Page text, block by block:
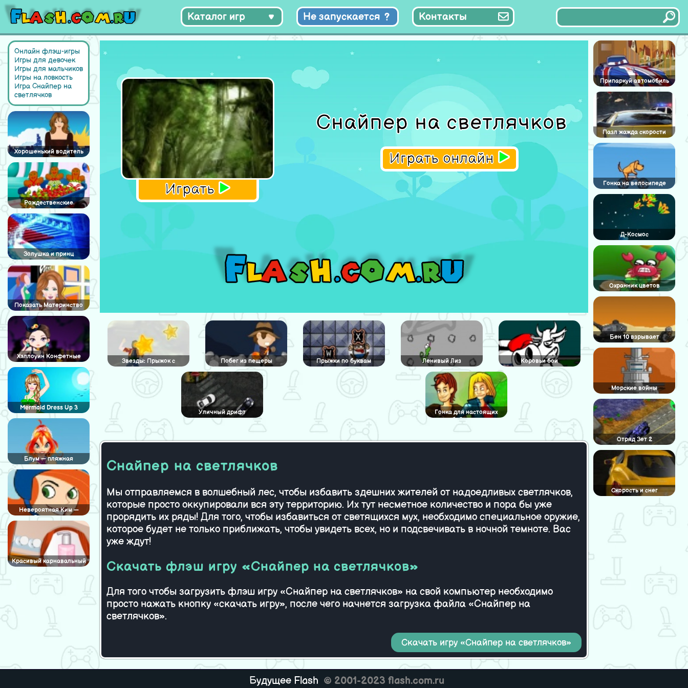
Каталог игр Не запускается Контакты
Онлайн флэш-игры
Игры для девочек
Игры для мальчиков
Игры на ловкость
Игра Снайпер на
светлячков
Хорошенький водитель
Рождественские
имбирные пряники
Золушка и принц
Показать Материнство
моды
Хэллоуин Конфетные
костюмы
Mermaid Dress Up 3
Блум — пляжная
принцесса
Невероятная Ким —
найди отличие
Красивый карнавальный
макияж
Играть
Снайпер на светлячков
Играть онлайн
Звезды: Прыжок с
парашютом
Побег из пещеры Прыжки по буквам Ленивый Лиз Коровьи бои
Уличный дрифт
Гонка для настоящих
байкеров
Снайпер на светлячков
Мы отправляемся в волшебный лес, чтобы избавить здешних жителей от надоедливых светлячков,
которые просто оккупировали вся эту территорию. Их тут несметное количество и пора бы уже
прорядить их ряды! Для того, чтобы избавиться от светящихся мух, необходимо специальное оружие,
которое будет не только приближать, чтобы увидеть всех, но и подсвечивать в ночной темноте. Вас
уже ждут!
Скачать флэш игру «Снайпер на светлячков»
Для того чтобы загрузить флэш игру «Снайпер на светлячков» на свой компьютер необходимо
просто нажать кнопку «скачать игру», после чего начнется загрузка файла «Снайпер на
светлячков».
Скачать игру «Снайпер на светлячков»
Припаркуй автомобиль
Пазл жажда скорости
Гонка на велосипеде
Д-Космос
Охранник цветов
Бен 10 взрывает
вертолеты
Морские войны
Отряд Зет 2
Скорость и снег
Будущее Flash © 2001-2023 flash.com.ru